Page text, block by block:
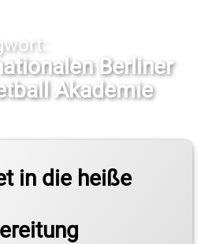
Berliner
Akademie
in die heiße